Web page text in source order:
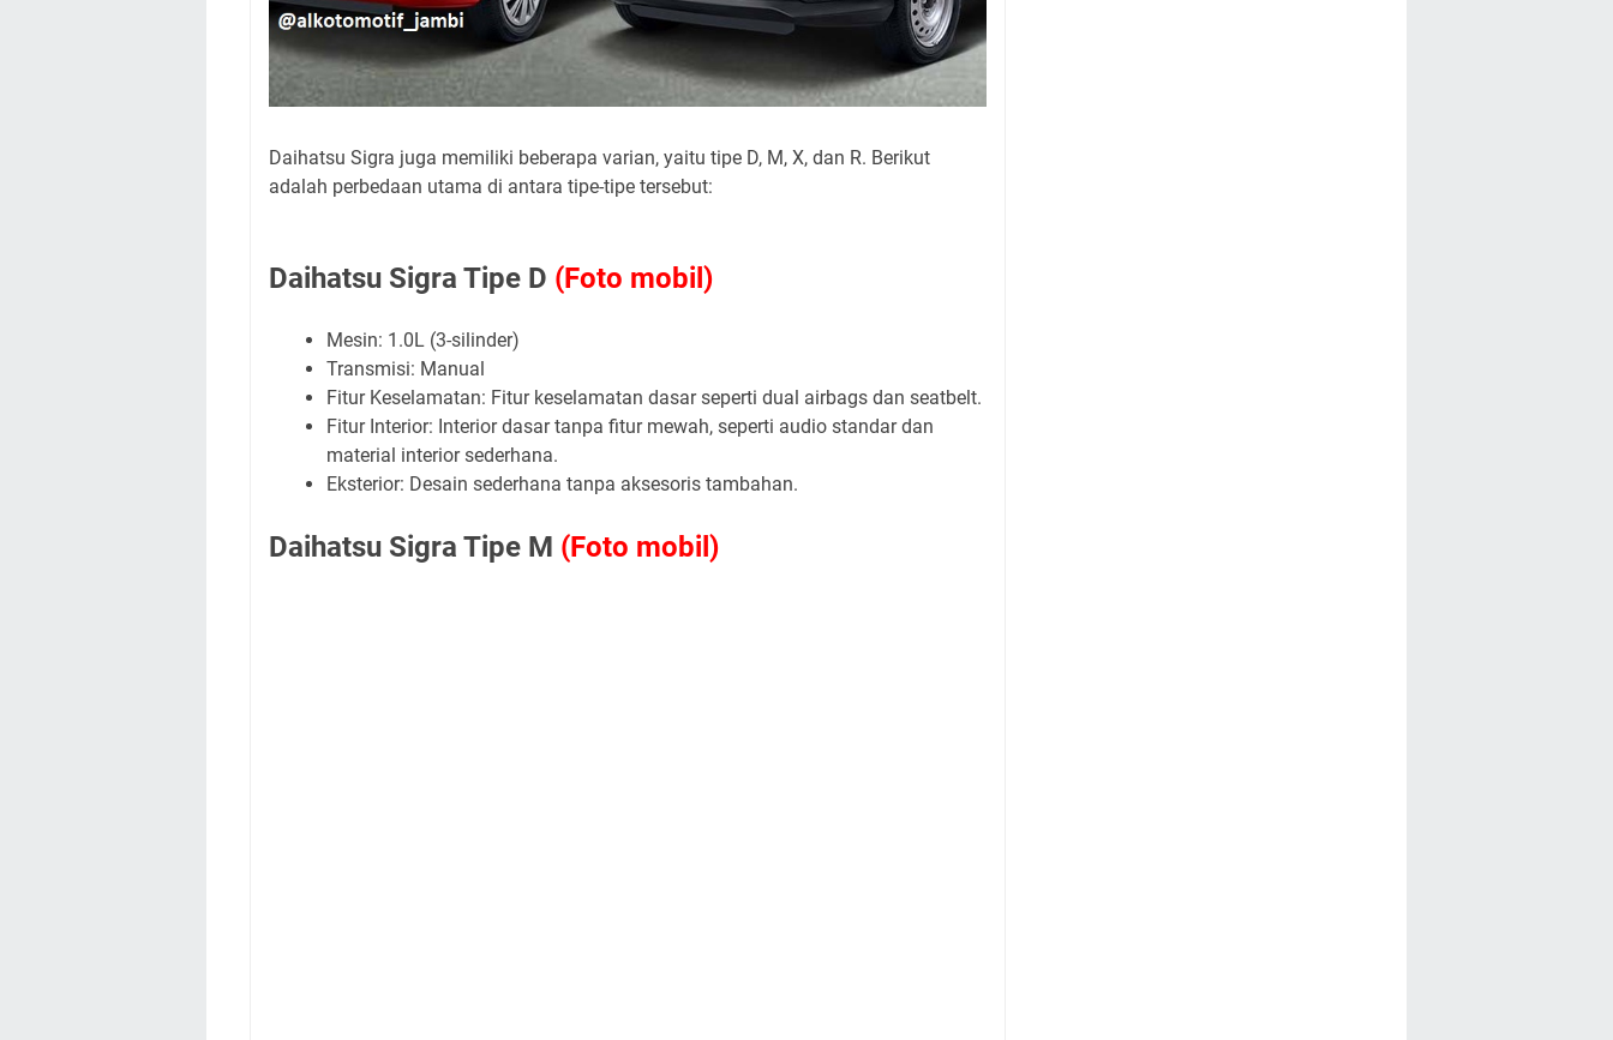
Daihatsu Sigra juga memiliki beberapa varian, yaitu tipe D, M, X, dan R. Berikut
adalah perbedaan utama di antara tipe-tipe tersebut:
Daihatsu Sigra Tipe D (Foto mobil)
Mesin: 1.0L (3-silinder)
Transmisi: Manual
Fitur Keselamatan: Fitur keselamatan dasar seperti dual airbags dan seatbelt.
Fitur Interior: Interior dasar tanpa fitur mewah, seperti audio standar dan
material interior sederhana.
Eksterior: Desain sederhana tanpa aksesoris tambahan.
Daihatsu Sigra Tipe M (Foto mobil)